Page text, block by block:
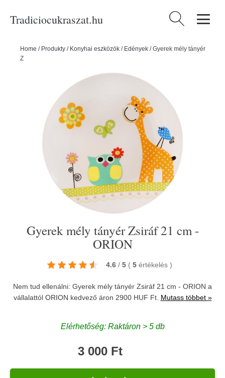
Tradiciocukraszat.hu Keresés:
Home / Produkty / Konyhai eszközök / Edények /Gyerek mély tányér
Zsiráf 21 cm - ORION
Gyerek mély tányér Zsiráf 21 cm -
ORION
4.6 / 5 ( 5 értékelés )
Nem tud ellenálni: Gyerek mély tányér Zsiráf 21 cm - ORION a
vállalattól ORION kedvező áron 2900 HUF Ft. Mutass többet »
Elérhetőség: Raktáron > 5 db
3 000 Ft